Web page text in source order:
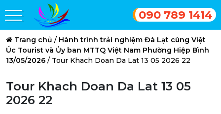
090 789 1414
Trang chủ / Hành trình trải nghiệm Đà Lạt cùng Việt
Úc Tourist và Ủy ban MTTQ Việt Nam Phường Hiệp Bình
13/05/2026 / Tour Khach Doan Da Lat 13 05 2026 22
Tour Khach Doan Da Lat 13 05
2026 22